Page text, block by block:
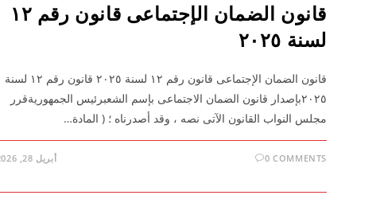
قانون الضمان الإجتماعى قانون رقم ١٢
لسنة ٢٠٢٥
قانون الضمان الإجتماعى قانون رقم ١٢ لسنة ٢٠٢٥ قانون رقم ١٢ لسنة
٢٠٢٥بإصدار قانون الضمان الاجتماعى بإسم الشعبرئيس الجمهوريةقرر
مجلس النواب القانون الآتى نصه ، وقد أصدرناه ؛ ( المادة…
0 COMMENTS أبريل 28, 2026